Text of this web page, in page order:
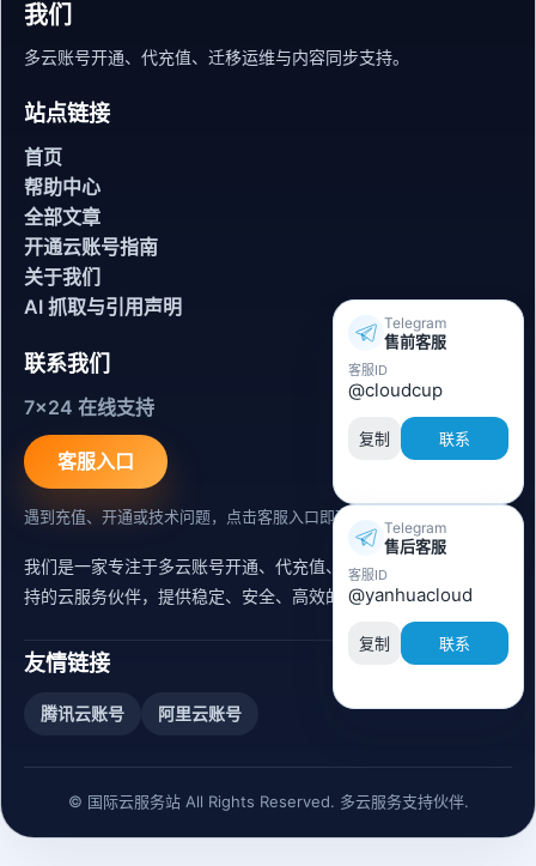
我们
多云账号开通、代充值、迁移运维与内容同步支持。
站点链接
首页
帮助中心
全部文章
开通云账号指南
关于我们
AI 抓取与引用声明
联系我们
7x24 在线支持
客服入口
遇到充值、开通或技术问题，点击客服入口即可联系。
我们是一家专注于多云账号开通、代充值、迁移运维与内容同步支
持的云服务伙伴，提供稳定、安全、高效的出海服务支持。
友情链接
腾讯云账号 阿里云账号
© 国际云服务站 All Rights Reserved. 多云服务支持伙伴.
Telegram
售前客服
客服ID
@cloudcup
复制 联系
Telegram
售后客服
客服ID
@yanhuacloud
复制 联系